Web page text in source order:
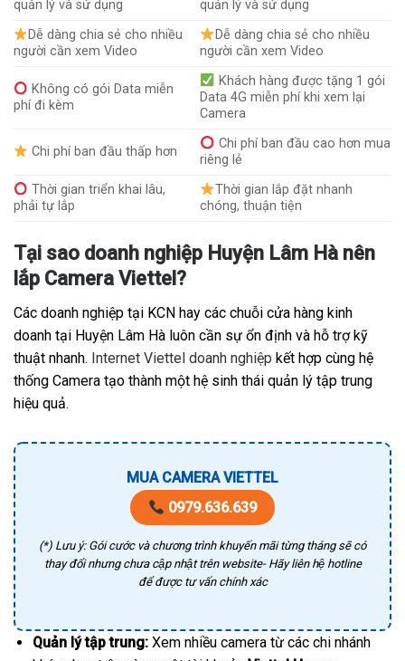
quản lý và sử dụng
quản lý và sử dụng
Dễ dàng chia sẻ cho nhiều
người cần xem Video
Dễ dàng chia sẻ cho nhiều
người cần xem Video
Không có gói Data miễn
phí đi kèm
Khách hàng được tặng 1 gói
Data 4G miễn phí khi xem lại
Camera
Chi phí ban đầu thấp hơn
Chi phí ban đầu cao hơn mua
riêng lẻ
Thời gian triển khai lâu,
phải tự lắp
Thời gian lắp đặt nhanh
chóng, thuận tiện
Tại sao doanh nghiệp Huyện Lâm Hà nên
lắp Camera Viettel?
Các doanh nghiệp tại KCN hay các chuỗi cửa hàng kinh
doanh tại Huyện Lâm Hà luôn cần sự ổn định và hỗ trợ kỹ
thuật nhanh. Internet Viettel doanh nghiệp kết hợp cùng hệ
thống Camera tạo thành một hệ sinh thái quản lý tập trung
hiệu quả.
MUA CAMERA VIETTEL
0979.636.639
(*) Lưu ý: Gói cước và chương trình khuyến mãi từng tháng sẽ có
thay đổi nhưng chưa cập nhật trên website- Hãy liên hệ hotline
để được tư vấn chính xác
Quản lý tập trung:Xem nhiều camera từ các chi nhánh